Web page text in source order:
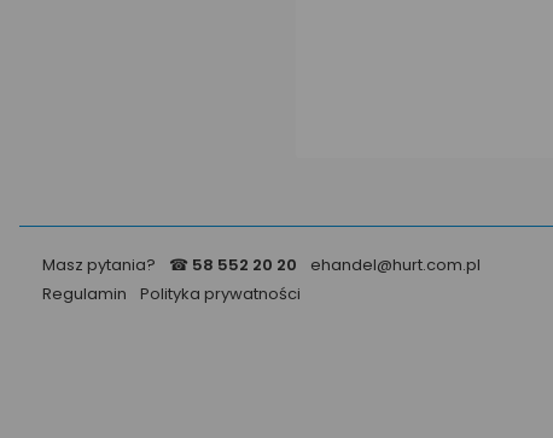
Masz pytania? ☎ 58 552 20 20
ehandel@hurt.com.pl
Regulamin
Polityka prywatności